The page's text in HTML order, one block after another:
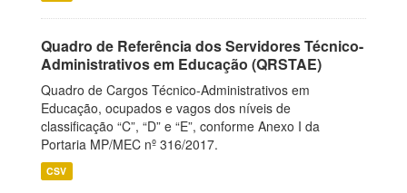
Quadro de Referência dos Servidores Técnico-
Administrativos em Educação (QRSTAE)
Quadro de Cargos Técnico-Administrativos em
Educação, ocupados e vagos dos níveis de
classificação “C”, “D” e “E”, conforme Anexo I da
Portaria MP/MEC nº 316/2017.
CSV